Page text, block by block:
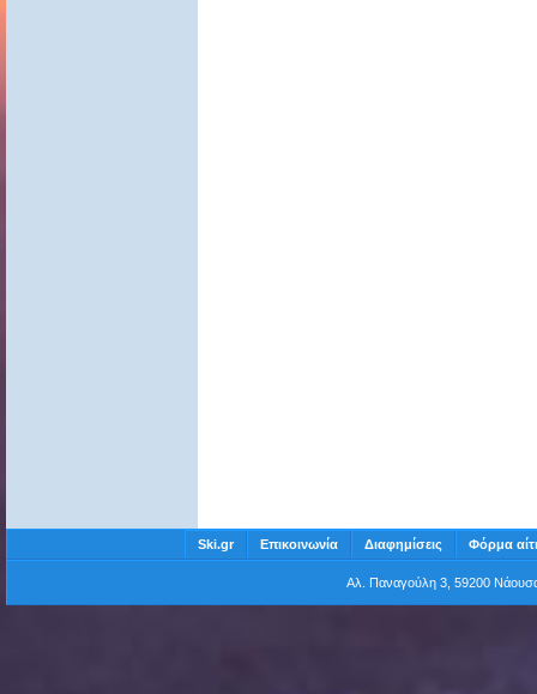
Ski.gr Επικοινωνία Διαφημίσεις Φόρμα
Αλ. Παναγούλη 3, 59200